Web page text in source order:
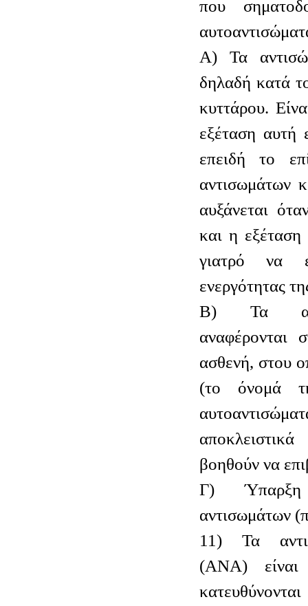
που
Α) Τα
δηλαδή κατά
κυττάρου.
εξέταση αυτή
επειδή το
αντισωμάτων
αυξάνεται
και η
γιατρό να
ενεργότητας
Β) Τα
αναφέρονται
ασθενή, στου
(το όνομά
βοηθούν να
Γ) Ύπαρξη
αντισωμάτων
11) Τα
(ΑΝΑ) είναι